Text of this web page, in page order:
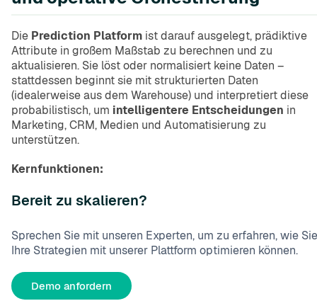
Die Prediction Platform ist darauf ausgelegt, prädiktive
Attribute in großem Maßstab zu berechnen und zu
aktualisieren. Sie löst oder normalisiert keine Daten –
stattdessen beginnt sie mit strukturierten Daten
(idealerweise aus dem Warehouse) und interpretiert diese
probabilistisch, um intelligentere Entscheidungen in
Marketing, CRM, Medien und Automatisierung zu
unterstützen.
Kernfunktionen:
Bereit zu skalieren?
Sprechen Sie mit unseren Experten, um zu erfahren, wie Sie
Ihre Strategien mit unserer Plattform optimieren können.
Demo anfordern